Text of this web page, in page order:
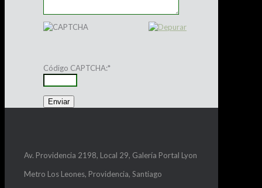
Código CAPTCHA:*
Av. Providencia 2198, Local 29, Galería Portal Lyon
Metro Los Leones, Providencia, Santiago